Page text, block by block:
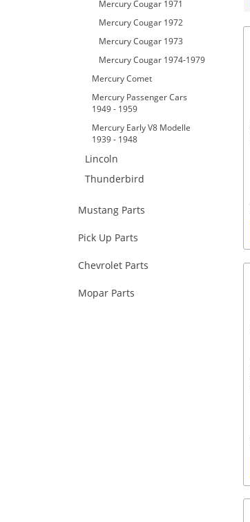
Mercury Cougar 1971
Mercury Cougar 1972
Mercury Cougar 1973
Mercury Cougar 1974-1979
Mercury Comet
Mercury Passenger Cars
1949 - 1959
Mercury Early V8 Modelle
1939 - 1948
Lincoln
Thunderbird
Mustang Parts
Pick Up Parts
Chevrolet Parts
Mopar Parts